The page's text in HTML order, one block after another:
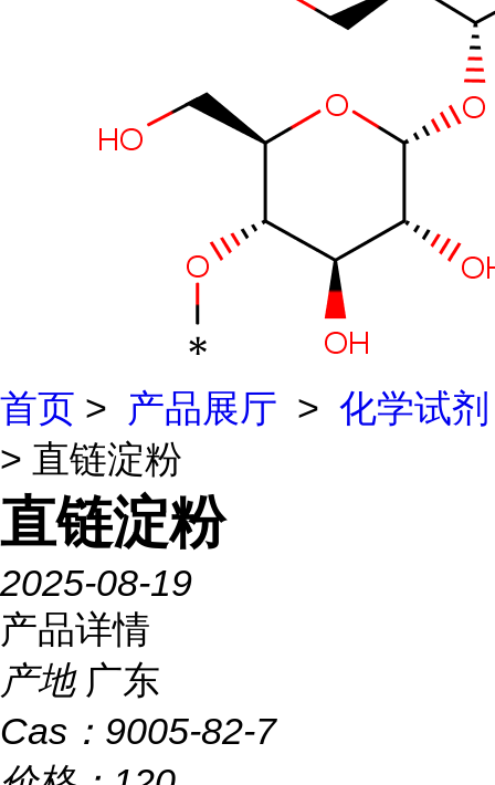
首页 > 产品展厅 > 化学试剂
> 直链淀粉
直链淀粉
2025-08-19
产品详情
产地 广东
Cas： 9005-82-7